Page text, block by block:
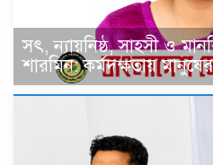
সৎ, ন্যায়নিষ্ঠ, সাহসী ও
শারমিন: কর্মদক্ষতায়